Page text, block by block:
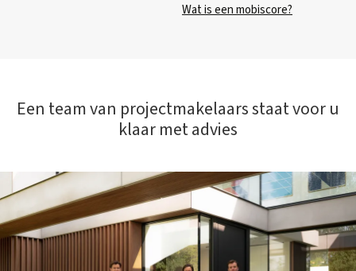
Wat is een mobiscore?
Een team van projectmakelaars staat voor u
klaar met advies